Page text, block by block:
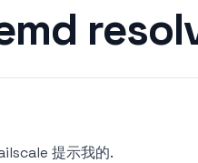
提示我的.